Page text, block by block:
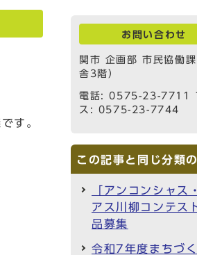
す。
お問い合わせ
関市 企画部 市民協働
舎3階）
電話: 0575-23-7711
ス: 0575-23-7744
この記事と同じ分類
「アンコンシャス
アス川柳コンテス
品募集
令和7年度まちづ